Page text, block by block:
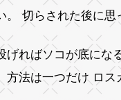
。 切らされた後に思
げればソコが底にな
方法は一つだけ ロス